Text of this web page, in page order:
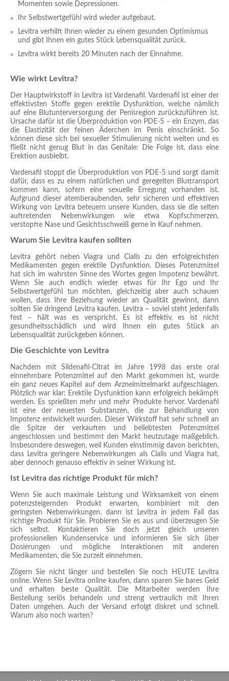
Momenten sowie Depressionen.
Ihr Selbstwertgefühl wird wieder aufgebaut.
Levitra verhilft Ihnen wieder zu einem gesunden Optimismus
und gibt Ihnen ein gutes Stück Lebensqualität zurück.
Levitra wirkt bereits 20 Minuten nach der Einnahme.
Wie wirkt Levitra?
Der Hauptwirkstoff in Levitra ist Vardenafil. Vardenafil ist einer der
effektivsten Stoffe gegen erektile Dysfunktion, welche nämlich
auf eine Blutunterversorgung der Penisregion zurückzuführen ist.
Ursache dafür ist die Überproduktion von PDE-5 – ein Enzym, das
die Elastizität der feinen Äderchen im Penis einschränkt. So
können diese sich bei sexueller Stimulierung nicht weiten und es
fließt nicht genug Blut in das Genitale: Die Folge ist, dass eine
Erektion ausbleibt.
Vardenafil stoppt die Überproduktion von PDE-5 und sorgt damit
dafür, dass es zu einem natürlichen und geregelten Bluttransport
kommen kann, sofern eine sexuelle Erregung vorhanden ist.
Aufgrund dieser atemberaubenden, sehr sicheren und effektiven
Wirkung von Levitra beteuern unsere Kunden, dass sie die selten
auftretenden Nebenwirkungen wie etwa Kopfschmerzen,
verstopfte Nase und Gesichtsschweiß gerne in Kauf nehmen.
Warum Sie Levitra kaufen sollten
Levitra gehört neben Viagra und Cialis zu den erfolgreichsten
Medikamenten gegen erektile Dysfunktion. Dieses Potenzmittel
hat sich im wahrsten Sinne des Wortes gegen Impotenz bewährt.
Wenn Sie auch endlich wieder etwas für Ihr Ego und Ihr
Selbstwertgefühl tun möchten, gleichzeitig aber auch schauen
wollen, dass Ihre Beziehung wieder an Qualität gewinnt, dann
sollten Sie dringend Levitra kaufen. Levitra – soviel steht jedenfalls
fest – hält was es verspricht. Es ist effektiv, es ist nicht
gesundheitsschädlich und wird Ihnen ein gutes Stück an
Lebensqualität zurückgeben können.
Die Geschichte von Levitra
Nachdem mit Sildenafil-Citrat im Jahre 1998 das erste oral
einnehmbare Potenzmittel auf den Markt gekommen ist, wurde
ein ganz neues Kapitel auf dem Arzneimittelmarkt aufgeschlagen.
Plötzlich war klar: Erektile Dysfunktion kann erfolgreich bekämpft
werden. Es sprießten mehr und mehr Produkte hervor. Vardenafil
ist eine der neuesten Substanzen, die zur Behandlung von
Impotenz entwickelt wurden. Dieser Wirkstoff hat sehr schnell an
die Spitze der verkauften und beliebtesten Potenzmittel
angeschlossen und bestimmt den Markt heutzutage maßgeblich.
Insbesondere deswegen, weil Kunden einstimmig davon berichten,
dass Levitra geringere Nebenwirkungen als Cialis und Viagra hat,
aber dennoch genauso effektiv in seiner Wirkung ist.
Ist Levitra das richtige Produkt für mich?
Wenn Sie auch maximale Leistung und Wirksamkeit von einem
potenzsteigernden Produkt erwarten, kombiniert mit den
geringsten Nebenwirkungen, dann ist Levitra in jedem Fall das
richtige Produkt für Sie. Probieren Sie es aus und überzeugen Sie
sich selbst. Kontaktieren Sie doch jetzt gleich unseren
professionellen Kundenservice und informieren Sie sich über
Dosierungen und mögliche Interaktionen mit anderen
Medikamenten, die Sie zurzeit einnehmen.
Zögern Sie nicht länger und bestellen Sie noch HEUTE Levitra
online. Wenn Sie Levitra online kaufen, dann sparen Sie bares Geld
und erhalten beste Qualität. Die Mitarbeiter werden Ihre
Bestellung seriös behandeln und streng vertraulich mit Ihren
Daten umgehen. Auch der Versand erfolgt diskret und schnell.
Warum also noch warten?